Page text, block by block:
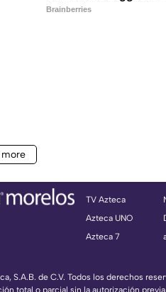
TV Azteca
Azteca UNO
Azteca 7
S.A.B. de C.V. Todos los derechos
total o parcial sin la autorización